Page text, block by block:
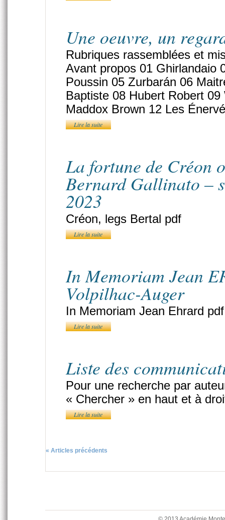
Une oeuvre, un
Rubriques rassemblées et
Avant propos 01 Ghirlandaio
Poussin 05 Zurbarán 06
Baptiste 08 Hubert Robert
Maddox Brown 12 Les
Lire la suite
La fortune de Créon
Bernard Gallinato –
2023
Créon, legs Bertal pdf
Lire la suite
In Memoriam Jean
Volpilhac-Auger
In Memoriam Jean Ehrard pdf
Lire la suite
Liste des
Pour une recherche par
« Chercher » en haut et à
Lire la suite
« Articles précédents